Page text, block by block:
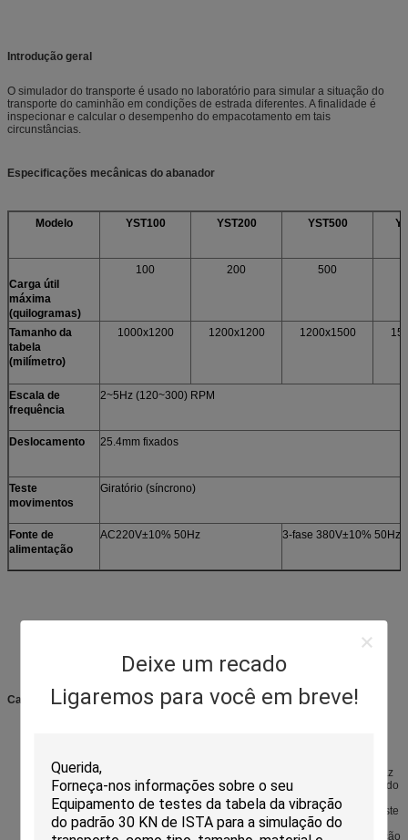
Deixe um recado
Ligaremos para você em breve!
Introdução geral
O simulador do transporte é usado no laboratório para simular a situação do
transporte do caminhão em condições de estrada diferentes. A finalidade é
inspecionar e calcular o desempenho do empacotamento em tais
circunstâncias.
Especificações mecânicas do abanador
Modelo YST100 YST200 YST500
Carga útil
máxima
(quilogramas)
100 200 500
Tamanho da
tabela
(milímetro)
1000x1200 1200x1200 1200x1500
Escala de
frequência
2~5Hz (120~300) RPM
Deslocamento 25.4mm fixados
Teste
movimentos
Giratório (síncrono)
Fonte de
alimentação
AC220V±10% 50Hz 3-fase 380V±10% 50Hz
Características
Tipo dispositivo bonde do trilho de guia para o espécime, fácil de operar
A base pesada do ferro de canal equipada com a borracha mais úmida faz
a máquina fácil instalar, tendo a grande capacidade de carga, assegurando
o corredor estável.
O método rotatório da vibração cumpre com o padrão internacional do teste
Apropriado para brinquedos, eletrônica, mobília, presentes, porcelana,
indústrias de empacotamento para o teste de empacotamento da simulação